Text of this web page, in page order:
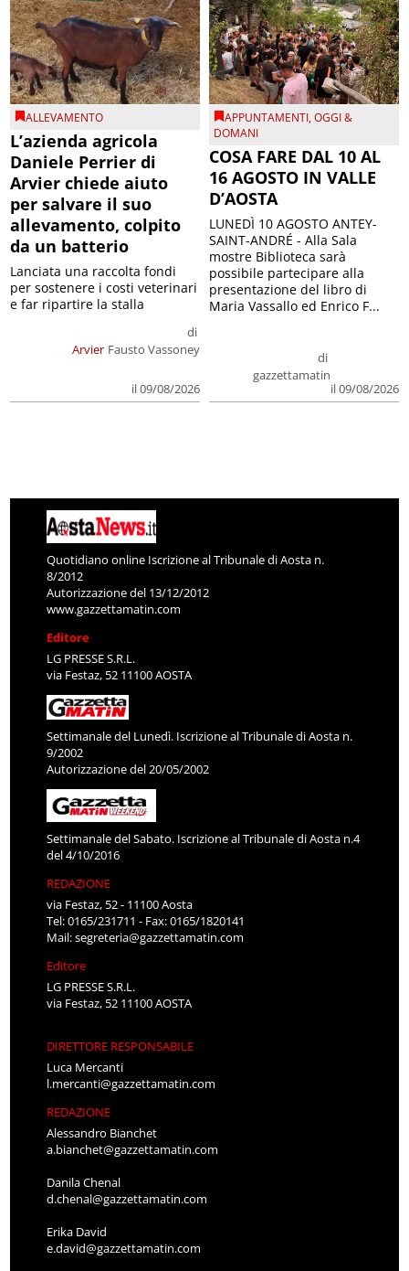
ALLEVAMENTO
L’azienda agricola
Daniele Perrier di
Arvier chiede aiuto
per salvare il suo
allevamento, colpito
da un batterio
Arvier
di
Fausto Vassoney
il 09/08/2026
Lanciata una raccolta fondi
per sostenere i costi veterinari
e far ripartire la stalla
APPUNTAMENTI,OGGI &
DOMANI
COSA FARE DAL 10 AL
16 AGOSTO IN VALLE
D’AOSTA
di
gazzettamatin
il 09/08/2026
LUNEDÌ 10 AGOSTO ANTEY-
SAINT-ANDRÉ - Alla Sala
mostre Biblioteca sarà
possibile partecipare alla
presentazione del libro di
Maria Vassallo ed Enrico F...
Quotidiano online Iscrizione al Tribunale di Aosta n.
8/2012
Autorizzazione del 13/12/2012
www.gazzettamatin.com
Editore
LG PRESSE S.R.L.
via Festaz, 52 11100 AOSTA
Settimanale del Lunedì. Iscrizione al Tribunale di Aosta n.
9/2002
Autorizzazione del 20/05/2002
Settimanale del Sabato. Iscrizione al Tribunale di Aosta n.4
del 4/10/2016
REDAZIONE
via Festaz, 52 - 11100 Aosta
Tel: 0165/231711 - Fax: 0165/1820141
Mail:segreteria@gazzettamatin.com
Editore
LG PRESSE S.R.L.
via Festaz, 52 11100 AOSTA
DIRETTORE RESPONSABILE
Luca Mercanti
l.mercanti@gazzettamatin.com
REDAZIONE
Alessandro Bianchet
a.bianchet@gazzettamatin.com
Danila Chenal
d.chenal@gazzettamatin.com
Erika David
e.david@gazzettamatin.com